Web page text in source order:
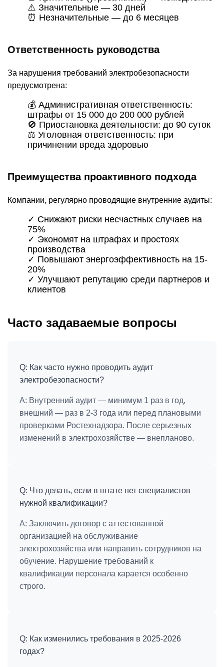
⚠️ Значительные — 30 дней
⏰ Незначительные — до 6 месяцев
Ответственность руководства
За нарушения требований электробезопасности
предусмотрена:
💰 Административная ответственность:
штрафы от 15 000 до 200 000 рублей
🚫 Приостановка деятельности: до 90 суток
⚖️ Уголовная ответственность: при
причинении вреда здоровью
Преимущества проактивного подхода
Компании, регулярно проводящие внутренние аудиты:
✓ Снижают риски несчастных случаев на
75%
✓ Экономят на штрафах и простоях
производства
✓ Повышают энергоэффективность на 15-
20%
✓ Улучшают репутацию среди партнеров и
клиентов
Часто задаваемые вопросы
Q: Как часто нужно проводить аудит
электробезопасности?
A: Внутренний аудит — минимум 1 раз в год,
внешний — раз в 2-3 года или перед плановыми
проверками Ростехнадзора. После серьезных
изменений в электрохозяйстве — внепланово.
Q: Что делать, если в штате нет специалистов
нужной квалификации?
A: Заключить договор с аттестованной
организацией на обслуживание
электрохозяйства или направить сотрудников на
обучение. Нарушение требований к
квалификации персонала карается особенно
строго.
Q: Как изменились требования в 2025-2026
годах?